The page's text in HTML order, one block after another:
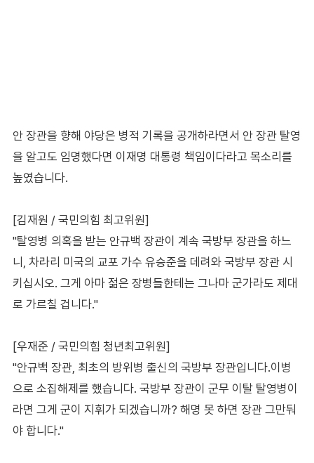
안 장관을 향해 야당은 병적 기록을 공개하라면서 안 장관 탈영
을 알고도 임명했다면 이재명 대통령 책임이다라고 목소리를
높였습니다.
[김재원 / 국민의힘 최고위원]
"탈영병 의혹을 받는 안규백 장관이 계속 국방부 장관을 하느
니, 차라리 미국의 교포 가수 유승준을 데려와 국방부 장관 시
키십시오. 그게 아마 젊은 장병들한테는 그나마 군가라도 제대
로 가르칠 겁니다."
[우재준 / 국민의힘 청년최고위원]
"안규백 장관, 최초의 방위병 출신의 국방부 장관입니다.이병
으로 소집해제를 했습니다. 국방부 장관이 군무 이탈 탈영병이
라면 그게 군이 지휘가 되겠습니까? 해명 못 하면 장관 그만둬
야 합니다."